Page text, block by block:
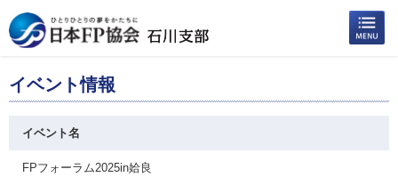
イベント情報
イベント名
FPフォーラム2025in姶良